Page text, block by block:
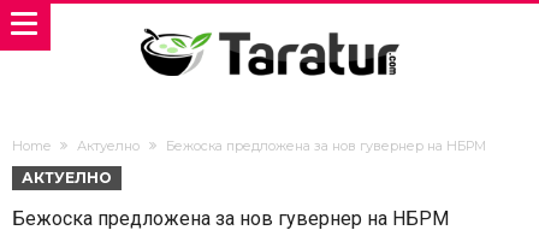
Home Актуелно Бежоска предложена за нов гувернер на НБРМ
АКТУЕЛНО
Бежоска предложена за нов гувернер на НБРМ